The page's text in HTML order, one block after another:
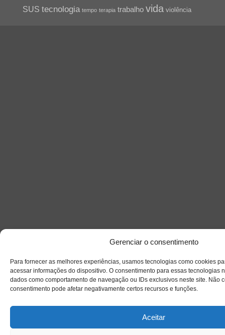
Gerenciar o consentimento
Para fornecer as melhores experiências, usamos tecnologias como cookies
acessar informações do dispositivo. O consentimento para essas tecnologias
dados como comportamento de navegação ou IDs exclusivos neste site. Não
consentimento pode afetar negativamente certos recursos e funções.
Aceitar
SUS tecnologia tempo terapia trabalho vida violência
©Copyright 2011-2026 (En)Cena
Sobre